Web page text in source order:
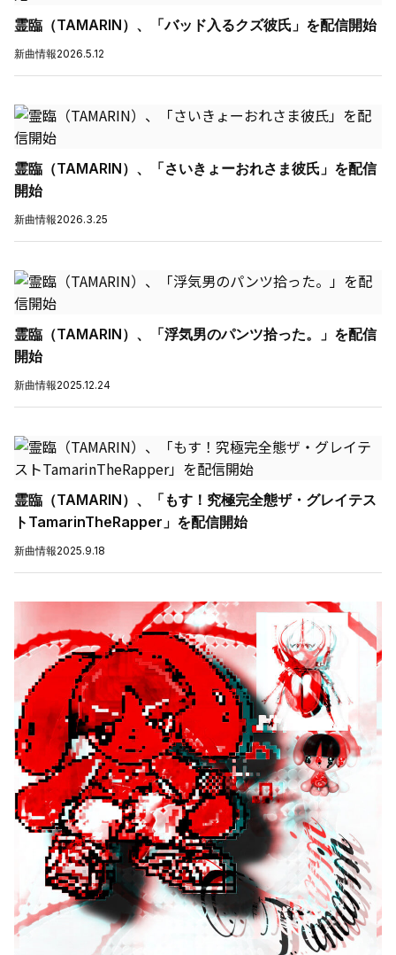
霊臨（TAMARIN）、「バッド入るクズ彼氏」を配信開始
新曲情報2026.5.12
霊臨（TAMARIN）、「さいきょーおれさま彼氏」を配信
開始
新曲情報2026.3.25
霊臨（TAMARIN）、「浮気男のパンツ拾った。」を配信
開始
新曲情報2025.12.24
霊臨（TAMARIN）、「もす！究極完全態ザ・グレイテス
トTamarinTheRapper」を配信開始
新曲情報2025.9.18